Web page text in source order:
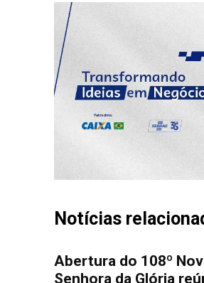
Notícias
Abertura do 108º
Senhora da Glória